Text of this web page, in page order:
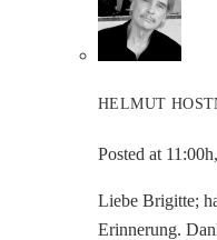
HELMUT
Posted at
Liebe Brigitte;
Erinnerung.